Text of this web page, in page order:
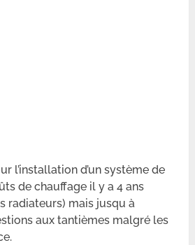
l’installation d’un système de
de chauffage il y a 4 ans
radiateurs) mais jusqu à
aux tantièmes malgré les